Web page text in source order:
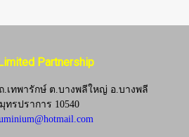
Partnership
เทพารักษ์ ต.บางพลีใหญ่ อ.บางพลี
ทรปราการ 10540